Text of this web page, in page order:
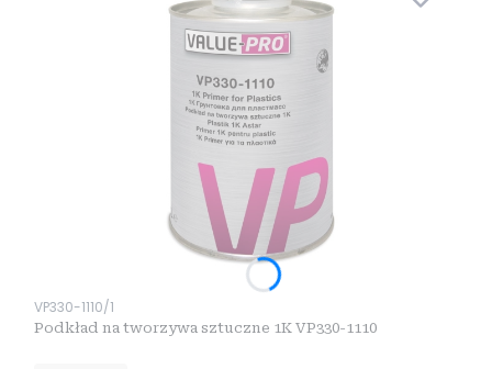
Kod produktu
VP330-1110/1
Podkład na tworzywa sztuczne 1K VP330-1110